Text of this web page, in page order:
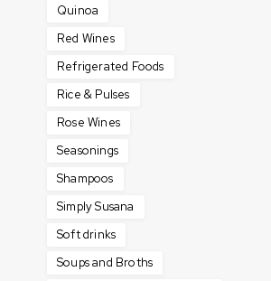
Quinoa
Red Wines
Refrigerated Foods
Rice & Pulses
Rose Wines
Seasonings
Shampoos
Simply Susana
Soft drinks
Soups and Broths